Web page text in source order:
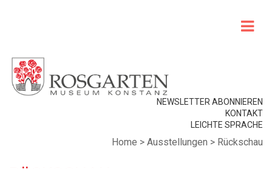
NEWSLETTER ABONNIEREN
KONTAKT
LEICHTE SPRACHE
Home > Ausstellungen > Rückschau